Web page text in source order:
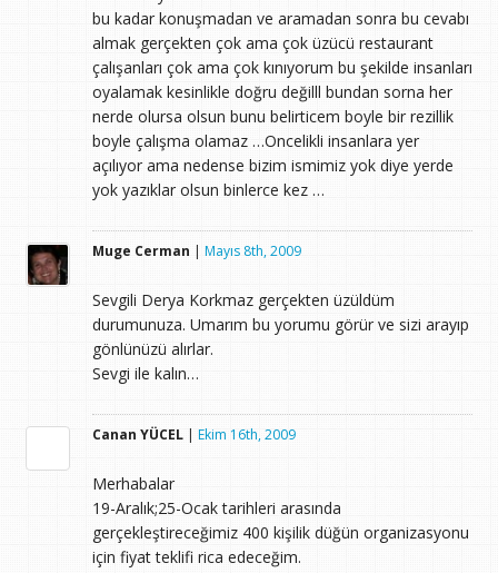
bu kadar konuşmadan ve aramadan sonra bu cevabı
almak gerçekten çok ama çok üzücü restaurant
çalışanları çok ama çok kınıyorum bu şekilde insanları
oyalamak kesinlikle doğru değilll bundan sorna her
nerde olursa olsun bunu belirticem boyle bir rezillik
boyle çalışma olamaz …Oncelikli insanlara yer
açılıyor ama nedense bizim ismimiz yok diye yerde
yok yazıklar olsun binlerce kez …
Muge Cerman Mayıs 8th, 2009
Sevgili Derya Korkmaz gerçekten üzüldüm
durumunuza. Umarım bu yorumu görür ve sizi arayıp
gönlünüzü alırlar.
Sevgi ile kalın…
Canan YÜCEL| Ekim 16th, 2009
Merhabalar
19-Aralık;25-Ocak tarihleri arasında
gerçekleştireceğimiz 400 kişilik düğün organizasyonu
için fiyat teklifi rica edeceğim.